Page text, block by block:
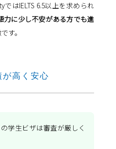
はIELTS 6.5以上を求められ
力に少し不安がある方でも進
す。
高く安心
学生ビザは審査が厳しく